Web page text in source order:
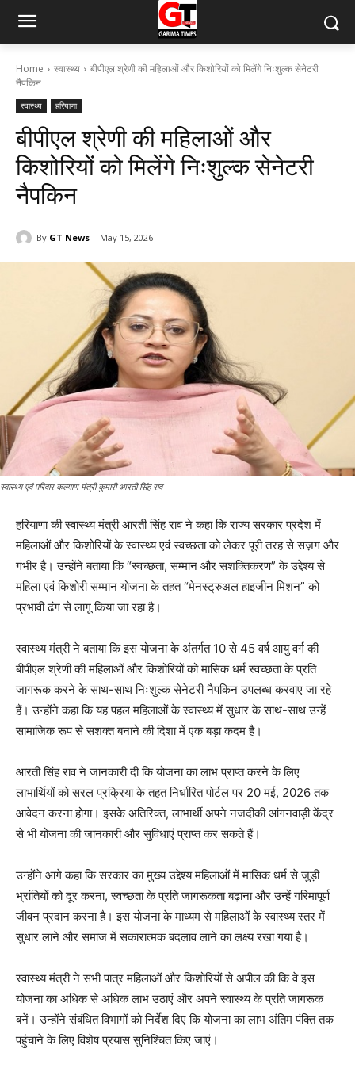
Home स्वास्थ्य
बीपीएल श्रेणी की महिलाओं और किशोरियों को मिलेंगे निःशुल्क सेनेटरी
नैपकिन
स्वास्थ्य हरियाणा
बीपीएल श्रेणी की महिलाओं और
किशोरियों को मिलेंगे निःशुल्क सेनेटरी
नैपकिन
By GT News May 15, 2026
स्वास्थ्य एवं परिवार कल्याण मंत्री कुमारी आरती सिंह राव
हरियाणा की स्वास्थ्य मंत्री आरती सिंह राव ने कहा कि राज्य सरकार प्रदेश में
महिलाओं और किशोरियों के स्वास्थ्य एवं स्वच्छता को लेकर पूरी तरह से सज़ग और
गंभीर है। उन्होंने बताया कि “स्वच्छता, सम्मान और सशक्तिकरण” के उद्देश्य से
महिला एवं किशोरी सम्मान योजना के तहत “मेनस्ट्रुअल हाइजीन मिशन” को
प्रभावी ढंग से लागू किया जा रहा है।
स्वास्थ्य मंत्री ने बताया कि इस योजना के अंतर्गत 10 से 45 वर्ष आयु वर्ग की
बीपीएल श्रेणी की महिलाओं और किशोरियों को मासिक धर्म स्वच्छता के प्रति
जागरूक करने के साथ-साथ निःशुल्क सेनेटरी नैपकिन उपलब्ध करवाए जा रहे
हैं। उन्होंने कहा कि यह पहल महिलाओं के स्वास्थ्य में सुधार के साथ-साथ उन्हें
सामाजिक रूप से सशक्त बनाने की दिशा में एक बड़ा कदम है।
आरती सिंह राव ने जानकारी दी कि योजना का लाभ प्राप्त करने के लिए
लाभार्थियों को सरल प्रक्रिया के तहत निर्धारित पोर्टल पर 20 मई, 2026 तक
आवेदन करना होगा। इसके अतिरिक्त, लाभार्थी अपने नजदीकी आंगनवाड़ी केंद्र
से भी योजना की जानकारी और सुविधाएं प्राप्त कर सकते हैं।
उन्होंने आगे कहा कि सरकार का मुख्य उद्देश्य महिलाओं में मासिक धर्म से जुड़ी
भ्रांतियों को दूर करना, स्वच्छता के प्रति जागरूकता बढ़ाना और उन्हें गरिमापूर्ण
जीवन प्रदान करना है। इस योजना के माध्यम से महिलाओं के स्वास्थ्य स्तर में
सुधार लाने और समाज में सकारात्मक बदलाव लाने का लक्ष्य रखा गया है।
स्वास्थ्य मंत्री ने सभी पात्र महिलाओं और किशोरियों से अपील की कि वे इस
योजना का अधिक से अधिक लाभ उठाएं और अपने स्वास्थ्य के प्रति जागरूक
बनें। उन्होंने संबंधित विभागों को निर्देश दिए कि योजना का लाभ अंतिम पंक्ति तक
पहुंचाने के लिए विशेष प्रयास सुनिश्चित किए जाएं।